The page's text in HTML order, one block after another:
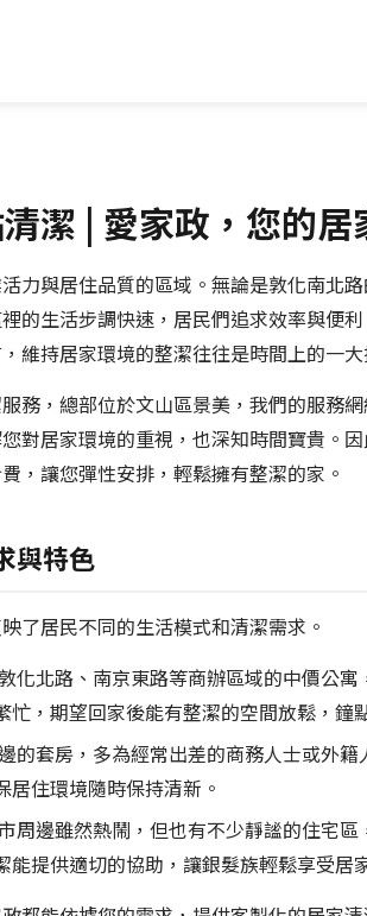
潔 | 愛家政，您的居
力與居住品質的區域。無論是敦化南北
的生活步調快速，居民們追求效率與便
維持居家環境的整潔往往是時間上的一大
務，總部位於文山區景美，我們的服務
對居家環境的重視，也深知時間寶貴。
，讓您彈性安排，輕鬆擁有整潔的家。
與特色
了居民不同的生活模式和清潔需求。
化北路、南京東路等商辦區域的中價公
忙，期望回家後能有整潔的空間放鬆，鐘
的套房，多為經常出差的商務人士或外籍
住環境隨時保持清新。
周邊雖然熱鬧，但也有不少靜謐的住宅
能提供適切的協助，讓銀髮族輕鬆享受居